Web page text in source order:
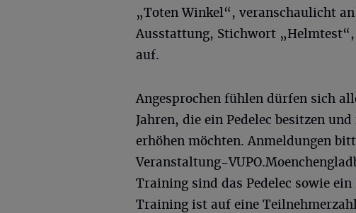
„Toten Winkel“, veranschaulicht
Ausstattung, Stichwort
auf.
Angesprochen fühlen dürfen sich
Jahren, die ein Pedelec besitzen
erhöhen möchten. Anmeldungen
Veranstaltung-
Training sind das Pedelec sowie
Training ist auf eine